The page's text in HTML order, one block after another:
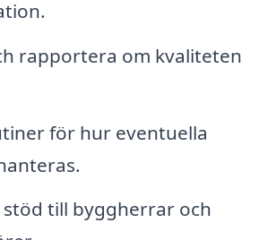
rapportera om kvaliteten
för hur eventuella
stöd till byggherrar och